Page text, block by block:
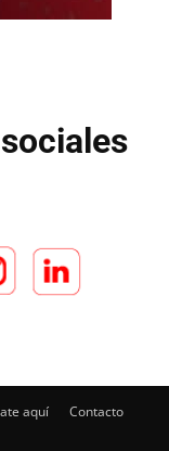
aquí
Contacto